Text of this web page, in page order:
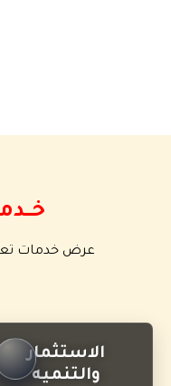
عرض خدمات
الاستثمار
والتنميه